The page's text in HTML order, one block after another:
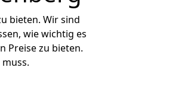
bieten. Wir sind
wie wichtig es
Preise zu bieten.